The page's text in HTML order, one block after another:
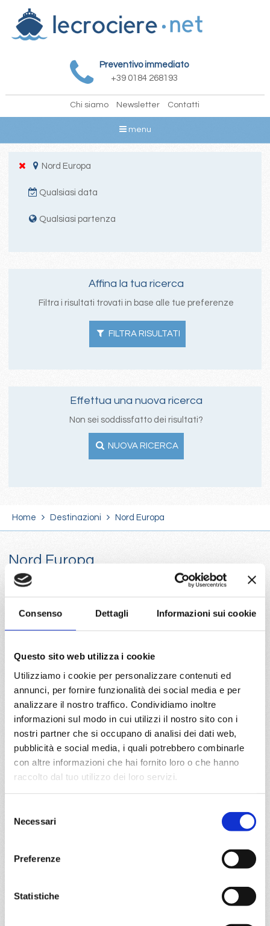
Consenso Dettagli Informazioni sui cookie
Questo sito web utilizza i cookie
Utilizziamo i cookie per personalizzare contenuti ed
annunci, per fornire funzionalità dei social media e per
analizzare il nostro traffico. Condividiamo inoltre
informazioni sul modo in cui utilizzi il nostro sito con i
nostri partner che si occupano di analisi dei dati web,
pubblicità e social media, i quali potrebbero combinarle
con altre informazioni che hai fornito loro o che hanno
raccolto dal tuo utilizzo dei loro servizi.
delNecessari
Preferenze
Statistiche
Preventivo immediato
+39 0184 268193
Chi siamo Newsletter Contatti
menu
Nord Europa
Qualsiasi data
Qualsiasi partenza
Affina la tua ricerca
Filtra i risultati trovati in base alle tue preferenze
FILTRA RISULTATI
Effettua una nuova ricerca
Non sei soddissfatto dei risultati?
NUOVA RICERCA
Home Destinazioni Nord Europa
Nord Europa
Le Crociere nei Mari del Nord Europa ti consentiranno di
una natura incontaminata e visitando le città alla scoperta di
nuove culture e tradizioni locali.
meravigliose destinazioni grazie ad una vacanza in crociera
nel Nord Europa grazie alle compagnie Costa Crociere ed MSC
(sulle navi MSC Meraviglia o MSC Splendida). Molto richieste
sono anche le Crociere Fiordi Norvegesi, praticabili nella
Novita per le crociere nord europa:
Oltre i classici fiordi e capitali, nuove destinazione come
Groellandia, con la crociera di 21gg e Crociere verso
Inghilterra Scozia e Islanda.